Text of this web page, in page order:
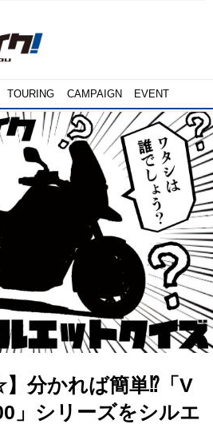
TOURING CAMPAIGN EVENT
分かれば簡単⁉︎「V
」シリーズをシルエ